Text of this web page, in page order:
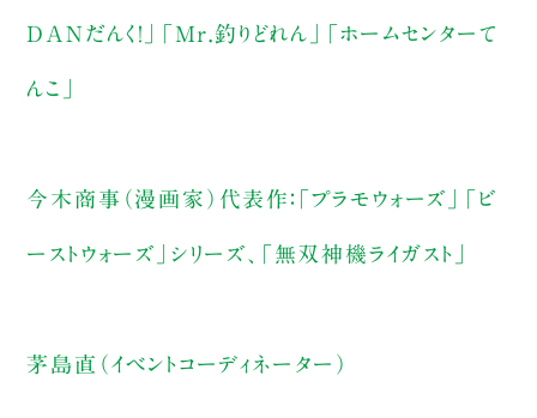
DANだんく！」「Mr.釣りどれん」「ホームセンターて
んこ」
今木商事（漫画家）代表作：「プラモウォーズ」「ビ
ーストウォーズ」シリーズ、「無双神機ライガスト」
茅島直（イベントコーディネーター）